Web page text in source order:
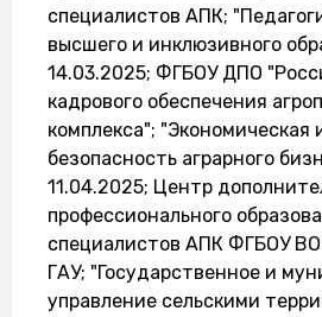
специалистов АПК;
высшего и инклюзивного
14.03.2025; ФГБОУ ДПО
кадрового обеспечения
комплекса"; "Экономическая
безопасность аграрного
11.04.2025; Центр
профессионального
специалистов АПК ФГБОУ
ГАУ; "Государственное и
управление сельскими